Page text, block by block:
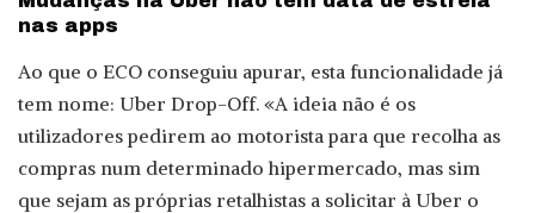
nas apps
Ao que o ECO conseguiu apurar, esta funcionalidade já
tem nome: Uber Drop-Off. «A ideia não é os
utilizadores pedirem ao motorista para que recolha as
compras num determinado hipermercado, mas sim
que sejam as próprias retalhistas a solicitar à Uber o